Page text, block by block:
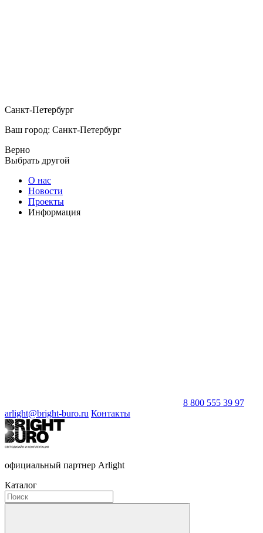
Санкт-Петербург
Ваш город: Санкт-Петербург
Верно
Выбрать другой
О нас
Новости
Проекты
Информация
8 800 555 39 97
arlight@bright-buro.ru Контакты
официальный партнер Arlight
Каталог